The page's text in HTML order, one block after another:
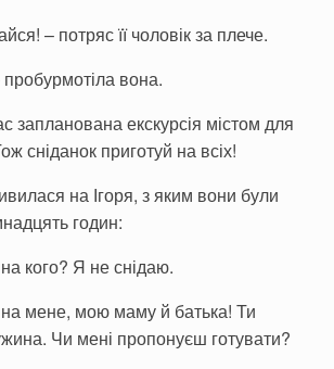
– потряс її чоловік за плече.
вона.
запланована екскурсія містом для
сніданок приготуй на всіх!
на Ігоря, з яким вони були
годин:
кого? Я не снідаю.
мене, мою маму й батька! Ти
Чи мені пропонуєш готувати?